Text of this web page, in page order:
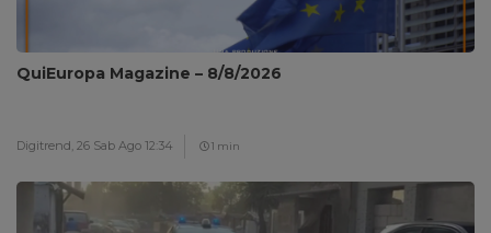
QuiEuropa Magazine – 8/8/2026
Digitrend, 26 Sab Ago 12:34 1 min